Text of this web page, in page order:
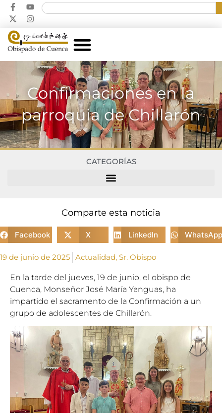
Confirmaciones en la
parroquia de Chillarón
CATEGORÍAS
Comparte esta noticia
Facebook X LinkedIn WhatsApp
19 de junio de 2025 Actualidad, Sr. Obispo
En la tarde del jueves, 19 de junio, el obispo de
Cuenca, Monseñor José María Yanguas, ha
impartido el sacramento de la Confirmación a un
grupo de adolescentes de Chillarón.